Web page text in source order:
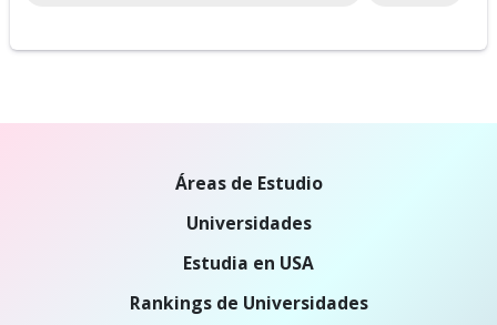
Áreas de Estudio
Universidades
Estudia en USA
Rankings de Universidades